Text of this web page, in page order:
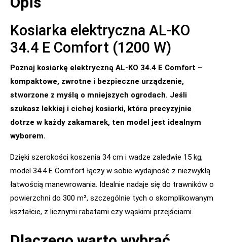
Kosiarka elektryczna AL-KO
34.4 E Comfort (1200 W)
Poznaj kosiarkę elektryczną AL-KO 34.4 E Comfort –
kompaktowe, zwrotne i bezpieczne urządzenie,
stworzone z myślą o mniejszych ogrodach. Jeśli
szukasz lekkiej i cichej kosiarki, która precyzyjnie
dotrze w każdy zakamarek, ten model jest idealnym
wyborem.
Dzięki szerokości koszenia 34 cm i wadze zaledwie 15 kg,
model 34.4 E Comfort łączy w sobie wydajność z niezwykłą
łatwością manewrowania. Idealnie nadaje się do trawników o
powierzchni do 300 m², szczególnie tych o skomplikowanym
kształcie, z licznymi rabatami czy wąskimi przejściami.